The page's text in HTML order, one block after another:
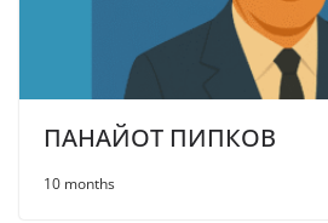
ПАНАЙОТ ПИПКОВ
10 months